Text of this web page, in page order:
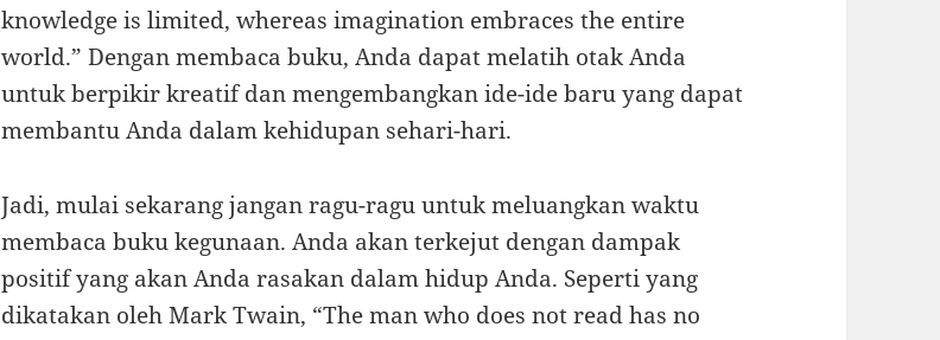
knowledge is limited, whereas imagination embraces the entire
world.” Dengan membaca buku, Anda dapat melatih otak Anda
untuk berpikir kreatif dan mengembangkan ide-ide baru yang dapat
membantu Anda dalam kehidupan sehari-hari.
Jadi, mulai sekarang jangan ragu-ragu untuk meluangkan waktu
membaca buku kegunaan. Anda akan terkejut dengan dampak
positif yang akan Anda rasakan dalam hidup Anda. Seperti yang
dikatakan oleh Mark Twain, “The man who does not read has no